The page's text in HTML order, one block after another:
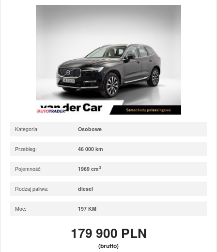
Kategoria: Osobowe
Przebieg: 46 000 km
Pojemność: 1969 cm3
Rodzaj paliwa: diesel
Moc: 197 KM
179 900 PLN
(brutto)